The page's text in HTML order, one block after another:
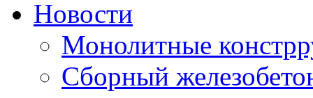
Новости
Монолитные
Сборный